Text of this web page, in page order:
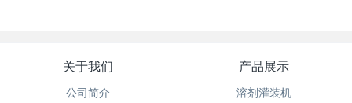
关于我们
公司简介
产品展示
溶剂灌装机